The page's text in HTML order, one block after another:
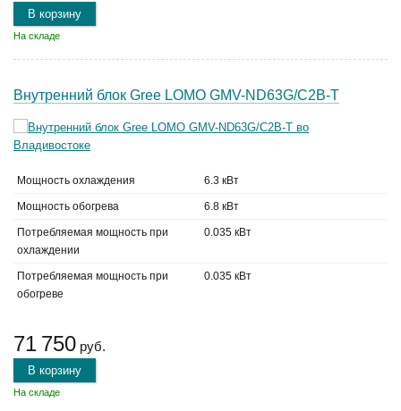
В корзину
На складе
Внутренний блок Gree LOMO GMV-ND63G/C2B-T
Мощность охлаждения 6.3 кВт
Мощность обогрева 6.8 кВт
Потребляемая мощность при
охлаждении
0.035 кВт
Потребляемая мощность при
обогреве
0.035 кВт
71 750 руб.
В корзину
На складе